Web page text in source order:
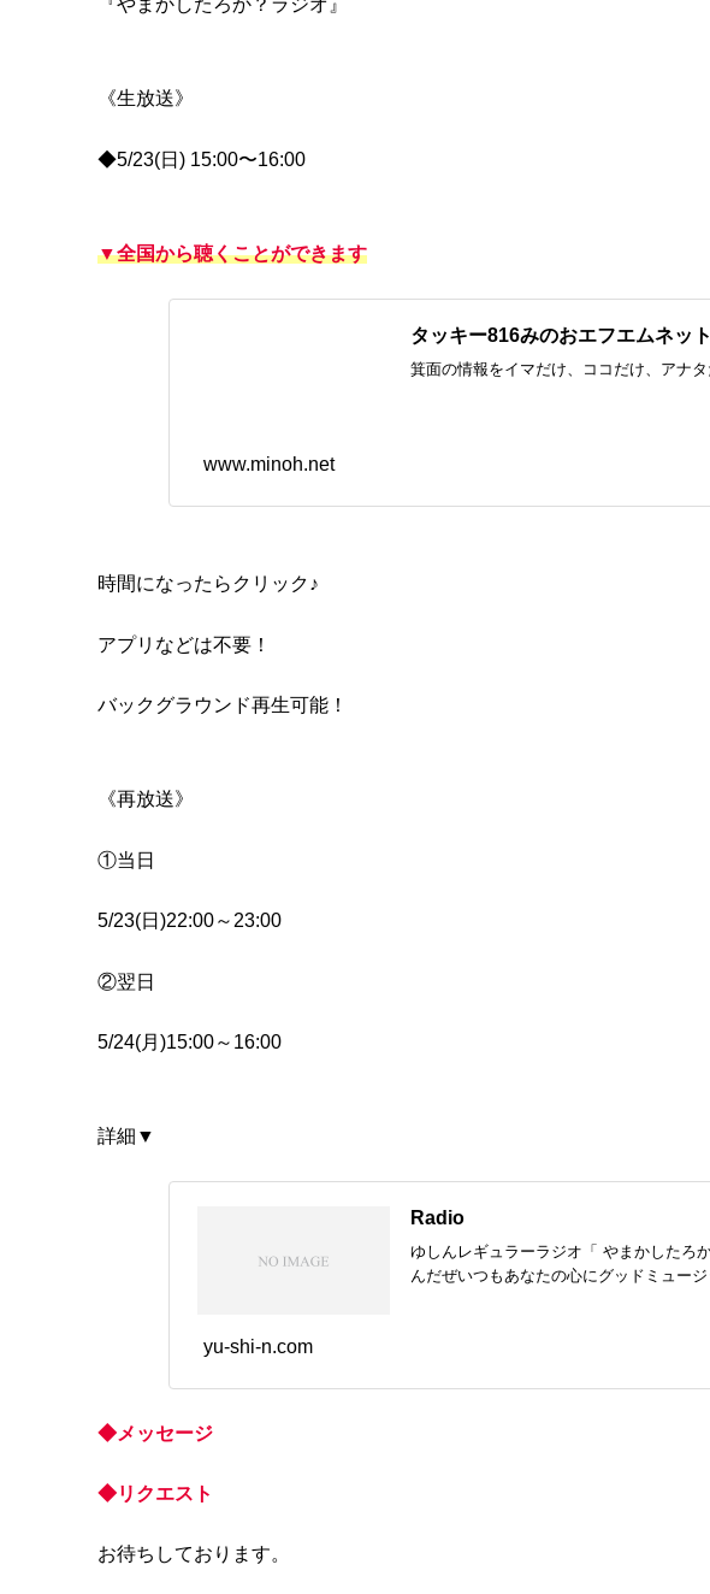
『やまかしたろか？ラジオ』
《生放送》
◆5/23(日) 15:00〜16:00
▼全国から聴くことができます
タッキー816みのおエフエムネッ
箕面の情報をイマだけ、ココだけ、アナタ
www.minoh.net
時間になったらクリック♪
アプリなどは不要！
バックグラウンド再生可能！
《再放送》
①当日
5/23(日)22:00～23:00
②翌日
5/24(月)15:00～16:00
詳細▼
Radio
ゆしんレギュラーラジオ「 やまかしたろ
んだぜいつもあなたの心にグッドミュー
yu-shi-n.com
◆メッセージ
◆リクエスト
お待ちしております。